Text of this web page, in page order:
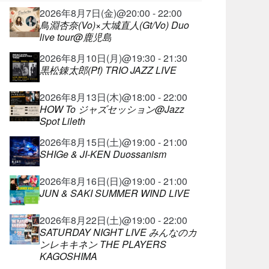
2026年8月7日(金)@20:00 - 22:00
鳥淵杏奈(Vo)×大城直人(Gt/Vo) Duo
live tour@鹿児島
2026年8月10日(月)@19:30 - 21:30
黒松錬太郎(Pf) TRIO JAZZ LIVE
2026年8月13日(木)@18:00 - 22:00
HOW To ジャズセッション@Jazz
Spot Lileth
2026年8月15日(土)@19:00 - 21:00
SHIGe & JI-KEN Duossanism
2026年8月16日(日)@19:00 - 21:00
JUN & SAKI SUMMER WIND LIVE
2026年8月22日(土)@19:00 - 22:00
SATURDAY NIGHT LIVE みんなのカ
ンレキキネン THE PLAYERS
KAGOSHIMA